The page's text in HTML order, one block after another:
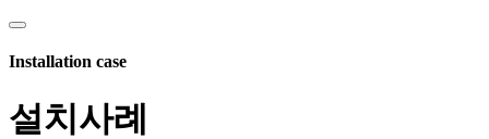
Installation case
설치사례